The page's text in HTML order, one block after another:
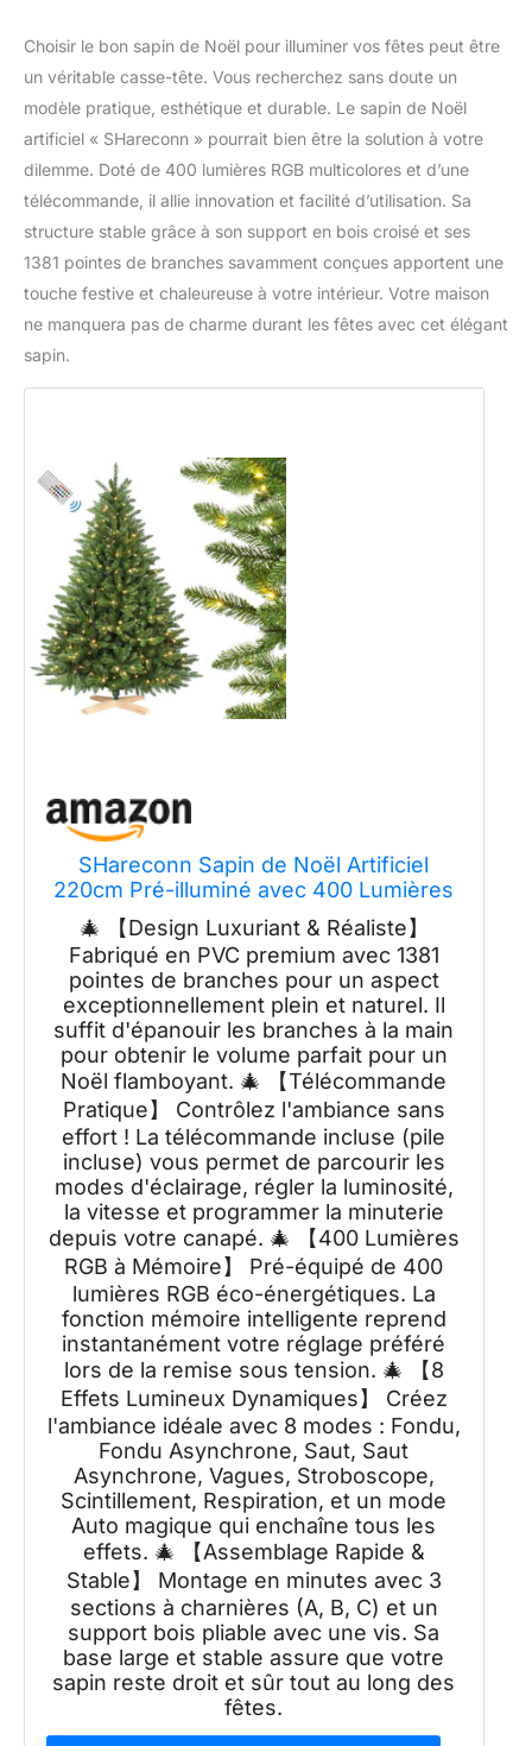
Choisir le bon sapin de Noël pour illuminer vos fêtes peut être
un véritable casse-tête. Vous recherchez sans doute un
modèle pratique, esthétique et durable. Le sapin de Noël
artificiel « SHareconn » pourrait bien être la solution à votre
dilemme. Doté de 400 lumières RGB multicolores et d’une
télécommande, il allie innovation et facilité d’utilisation. Sa
structure stable grâce à son support en bois croisé et ses
1381 pointes de branches savamment conçues apportent une
touche festive et chaleureuse à votre intérieur. Votre maison
ne manquera pas de charme durant les fêtes avec cet élégant
sapin.
SHareconn Sapin de Noël Artificiel
220cm Pré-illuminé avec 400 Lumières
RGB Multicolores & Télécommande, 1381
Pointes de Branches sur Support en
Bois Croisé Stable, Décoration de Fêtes
pour la Maison
🎄 【Design Luxuriant & Réaliste】
Fabriqué en PVC premium avec 1381
pointes de branches pour un aspect
exceptionnellement plein et naturel. Il
suffit d'épanouir les branches à la main
pour obtenir le volume parfait pour un
Noël flamboyant. 🎄 【Télécommande
Pratique】 Contrôlez l'ambiance sans
effort ! La télécommande incluse (pile
incluse) vous permet de parcourir les
modes d'éclairage, régler la luminosité,
la vitesse et programmer la minuterie
depuis votre canapé. 🎄 【400 Lumières
RGB à Mémoire】 Pré-équipé de 400
lumières RGB éco-énergétiques. La
fonction mémoire intelligente reprend
instantanément votre réglage préféré
lors de la remise sous tension. 🎄 【8
Effets Lumineux Dynamiques】 Créez
l'ambiance idéale avec 8 modes : Fondu,
Fondu Asynchrone, Saut, Saut
Asynchrone, Vagues, Stroboscope,
Scintillement, Respiration, et un mode
Auto magique qui enchaîne tous les
effets. 🎄 【Assemblage Rapide &
Stable】 Montage en minutes avec 3
sections à charnières (A, B, C) et un
support bois pliable avec une vis. Sa
base large et stable assure que votre
sapin reste droit et sûr tout au long des
fêtes.